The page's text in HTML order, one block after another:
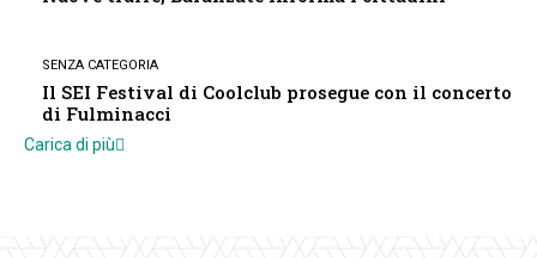
SENZA CATEGORIA
Il SEI Festival di Coolclub prosegue con il concerto
di Fulminacci
Carica di più